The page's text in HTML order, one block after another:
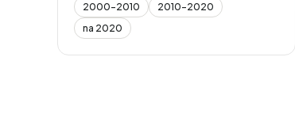
2000-2010
2010-2020
na 2020